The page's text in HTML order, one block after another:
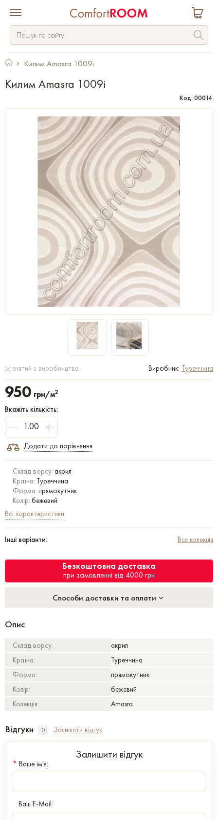
Килим Amasra 1009i
Килим Amasra 1009i
Код: 00014
знятий з виробництва Виробник: Туреччина
950 грн/м2
Вкажіть кількість:
Додати до порівняння
Склад ворсу: акрил
Країна: Туреччина
Форма: прямокутник
Колір: бежевий
Всі характеристики
Інші варіанти: Вся колекція
Безкоштовна доставка
при замовленні від 4000 грн
Способи доставки та оплати
Опис
Склад ворсу:
акрил
Країна:
Туреччина
Форма:
прямокутник
Колір:
бежевий
Колекція:
Amasra
Відгуки 0 Залишити відгук
Залишити відгук
* Ваше ім'я:
Ваш E-Mail: